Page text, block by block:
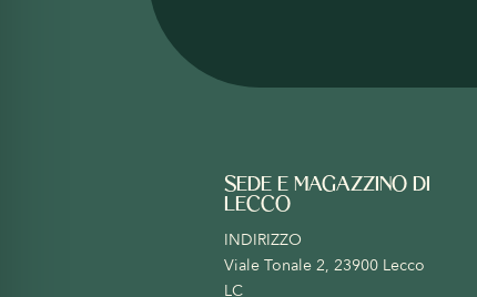
SEDE E MAGAZZINO DI
LECCO
INDIRIZZO
Viale Tonale 2, 23900 Lecco
LC